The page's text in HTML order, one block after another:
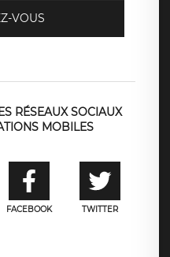
VOUS
RÉSEAUX SOCIAUX
MOBILES
FACEBOOK TWITTER